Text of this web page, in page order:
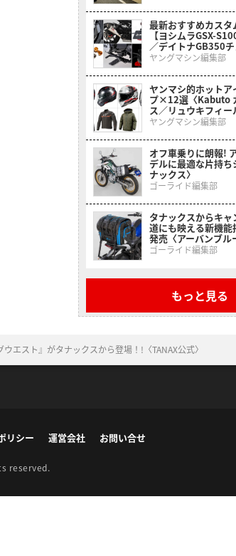
最新おすすめカス
【ヨシムラGSX-
／デイトナGB350
ットetc.】
ヤングマシン編集部
ヤンマシ的ホットア
プ×12選〈Kabuto
ス／リュウキフィー
ヤングマシン編集部
オフ車乗りに朗報!
デルに最適な片持
ナックス〉
ゴーライド編集部
タナックスからキ
道にも映える新機
発売〈アーバンブル
ゴーライド編集部
もっと見る
エスト』がタナックスから登場！!〈TANAX公式〉
リシー 運営会社 お問い合せ
reserved.